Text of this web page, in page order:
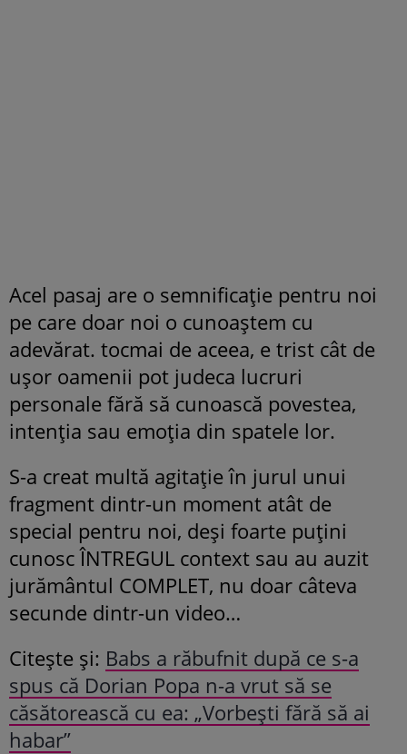
Acel pasaj are o semnificație pentru noi
pe care doar noi o cunoaștem cu
adevărat. tocmai de aceea, e trist cât de
ușor oamenii pot judeca lucruri
personale fără să cunoască povestea,
intenția sau emoția din spatele lor.
S-a creat multă agitație în jurul unui
fragment dintr-un moment atât de
special pentru noi, deși foarte puțini
cunosc ÎNTREGUL context sau au auzit
jurământul COMPLET, nu doar câteva
secunde dintr-un video…
Citește și: Babs a răbufnit după ce s-a
spus că Dorian Popa n-a vrut să se
căsătorească cu ea: „Vorbești fără să ai
habar”